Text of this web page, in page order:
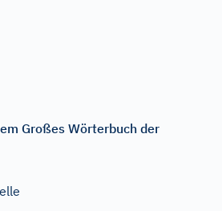
Großes Wörterbuch der